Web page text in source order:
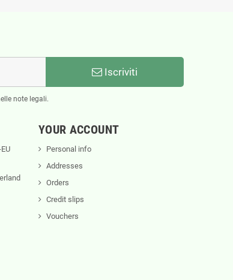
Iscriviti
note legali.
YOUR ACCOUNT
Personal info
Addresses
Orders
Credit slips
Vouchers